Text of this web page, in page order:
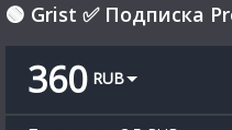
🟢 Grist ✅ Подписка
360 RUB